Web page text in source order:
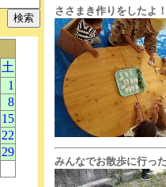
土
1
8
15
22
29
ささまき作りをしたよ
みんなでお散歩に行っ